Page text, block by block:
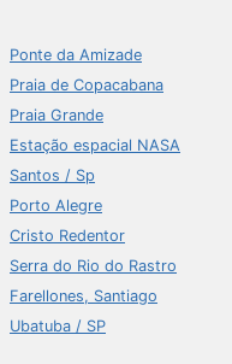
Ponte da Amizade
Praia de Copacabana
Praia Grande
Estação espacial NASA
Santos / Sp
Porto Alegre
Cristo Redentor
Serra do Rio do Rastro
Farellones, Santiago
Ubatuba / SP